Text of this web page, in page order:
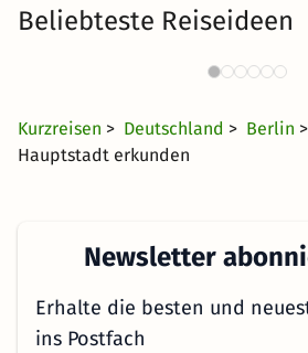
Beliebteste Reiseideen
Städtereisen nach
835 Angebote
Kurzreisen > Deutschland > Berlin
Hauptstadt erkunden
Newsletter
Erhalte die besten und
ins Postfach